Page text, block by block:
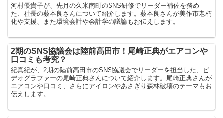
河村優貴子が、先月の久米南町のSNS研修でリーダー補佐を務め
た、社長の薮本良さんについて紹介します。薮本良さんが美作市老朽
化や支援、また環境会計や会計学の議論もお伝えします。
2期のSNS協議会は陸前高田市！尾崎正典がエアコンや
口コミも考究？
紀真紀が、2期の陸前高田市のSNS協議会でリーダーを担当した、ビ
デオグラファーの尾崎正典さんについて紹介します。尾崎正典さんが
エアコンや口コミ、さらにアイロンやあさぎり森林破壊のテーマもお
伝えします。